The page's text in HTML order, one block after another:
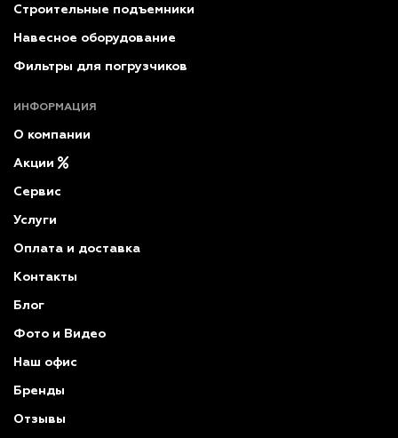
Строительные подъемники
Навесное оборудование
Фильтры для погрузчиков
ИНФОРМАЦИЯ
О компании
Акции
Сервис
Услуги
Оплата и доставка
Контакты
Блог
Фото и Видео
Наш офис
Бренды
Отзывы